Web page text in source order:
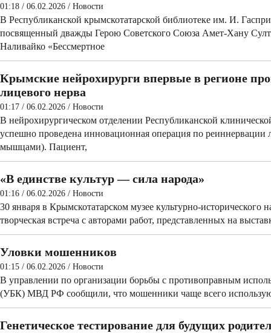
01:18 / 06.02.2026 / Новости
В Республиканской крымскотатарской библиотеке им. И.
посвященный дважды Герою Советского Союза Амет-Хану
Наливайко «Бессмертное
Крымские нейрохирурги впервые в регионе
лицевого нерва
01:17 / 06.02.2026 / Новости
В нейрохирургическом отделении Респуб­ликанской
успешно проведена инновационная операция по реиннервации
мышцами). Пациент,
«В единстве культур — сила народа»
01:16 / 06.02.2026 / Новости
30 января в Крымскотатарском музее культурно-
творческая встреча с авторами работ, представленных на
Уловки мошенников
01:15 / 06.02.2026 / Новости
В управлении по организации борьбы с противоправным
(УБК) МВД РФ сообщили, что мошенники чаще всего
Генетическое тестирование для будущих